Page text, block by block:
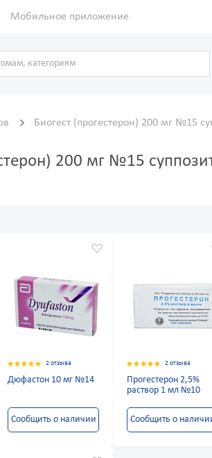
Мобильное приложение
Биогест (прогестерон) 200 мг №15
200 мг №15
2 отзыва
Дюфастон 10 мг №14
Сообщить о наличии
2 отзыва
Прогестерон 2,5%
раствор 1 мл №10
Сообщить о